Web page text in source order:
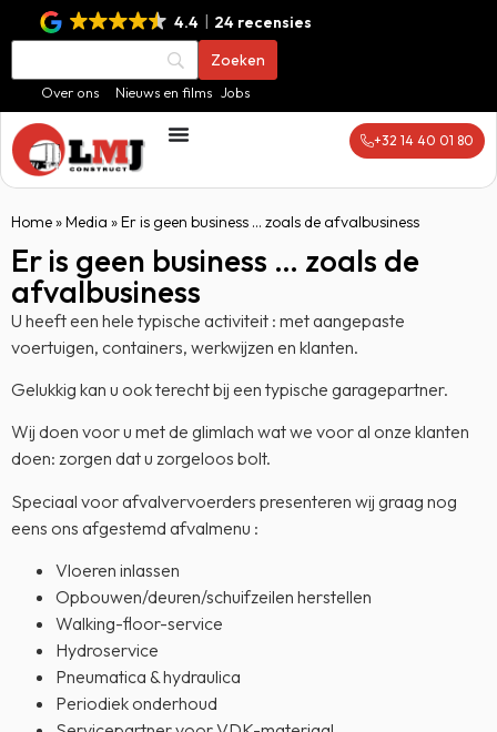
4.4 24 recensies
Over ons Nieuws en films Jobs
+32 14 40 01 80
Home»Media »Er is geen business … zoals de afvalbusiness
Er is geen business … zoals de
afvalbusiness
U heeft een hele typische activiteit : met aangepaste
voertuigen, containers, werkwijzen en klanten.
Gelukkig kan u ook terecht bij een typische garagepartner.
Wij doen voor u met de glimlach wat we voor al onze klanten
doen: zorgen dat u zorgeloos bolt.
Speciaal voor afvalvervoerders presenteren wij graag nog
eens ons afgestemd afvalmenu :
Vloeren inlassen
Opbouwen/deuren/schuifzeilen herstellen
Walking-floor-service
Hydroservice
Pneumatica & hydraulica
Periodiek onderhoud